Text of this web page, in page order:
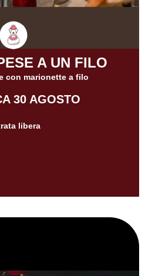
A UN FILO
con marionette a filo
30 AGOSTO
libera